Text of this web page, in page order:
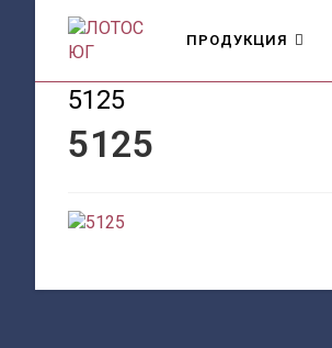
содержимому
ПРОДУКЦИЯ
5125
5125